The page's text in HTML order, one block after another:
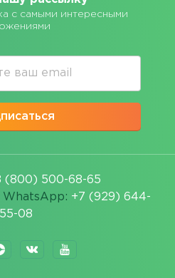
с самыми интересными
(800) 500-68-65
WhatsApp: +7 (929) 644-
55-08